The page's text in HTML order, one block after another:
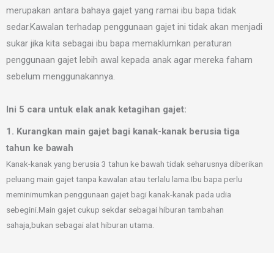
merupakan antara bahaya gajet yang ramai ibu bapa tidak
sedar.Kawalan terhadap penggunaan gajet ini tidak akan menjadi
sukar jika kita sebagai ibu bapa memaklumkan peraturan
penggunaan gajet lebih awal kepada anak agar mereka faham
sebelum menggunakannya.
Ini 5 cara untuk elak anak ketagihan gajet:
1. Kurangkan main gajet bagi kanak-kanak berusia tiga
tahun ke bawah
Kanak-kanak yang berusia 3 tahun ke bawah tidak seharusnya diberikan
peluang main gajet tanpa kawalan atau terlalu lama.Ibu bapa perlu
meminimumkan penggunaan gajet bagi kanak-kanak pada udia
sebegini.Main gajet cukup sekdar sebagai hiburan tambahan
sahaja,bukan sebagai alat hiburan utama.